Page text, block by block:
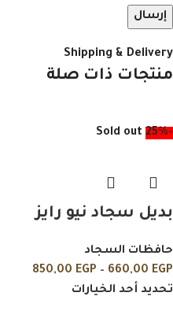
Shipping & Delivery
منتجات ذات صلة
-25%
Sold out
بديل سجاد نيو رايز
حافظات السجاد
660,00 EGP
–
850,00 EGP
تحديد أحد الخيارات